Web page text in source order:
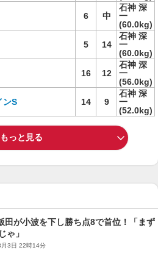
6 中
石神 深
一
(60.0kg)
5 14
石神 深
一
(60.0kg)
16 12
石神 深
一
(56.0kg)
ンS 14 9
石神 深
一
(52.0kg)
もっと見る
田が小波を下し勝ち点8で首位！「まず
ゃ」
3日 22時14分